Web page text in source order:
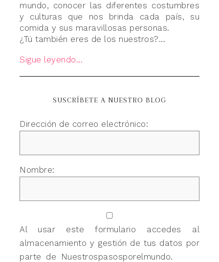
mundo, conocer las diferentes costumbres
y culturas que nos brinda cada país, su
comida y sus maravillosas personas.
¿Tú también eres de los nuestros?...
Sigue leyendo...
SUSCRÍBETE A NUESTRO BLOG
Dirección de correo electrónico:
Nombre:
Al usar este formulario accedes al
almacenamiento y gestión de tus datos por
parte de Nuestrospasosporelmundo.